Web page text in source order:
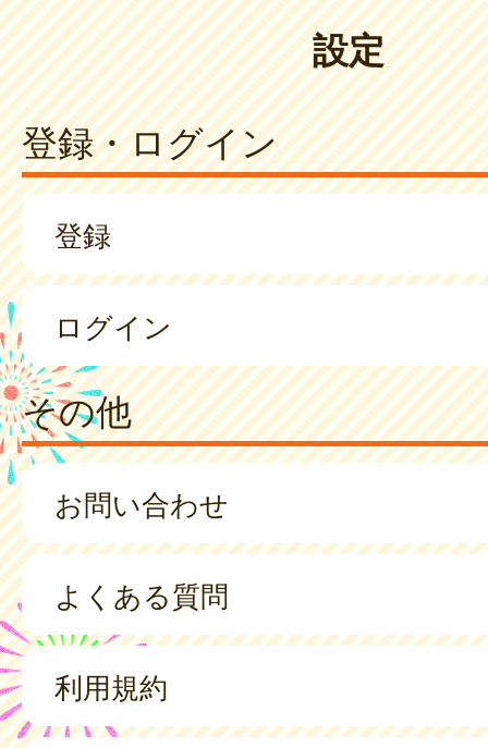
設定
登録・ログイン
登録
ログイン
その他
お問い合わせ
よくある質問
利用規約